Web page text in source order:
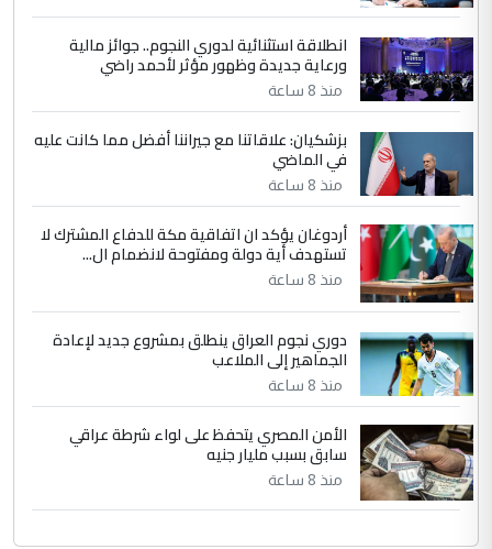
5 سردار
التعليق : واحد من عصابة علي ماما يسقط
جنسية الرافد الثالث للعراق ومن اصول عريقة
الموضوع :
الجواهري يرد على صدام حسين سل
مضجعيك يابن الزنا (نص كامل)
انطلاقة استثنائية لدوري النجوم.. جوائز مالية
ورعاية جديدة وظهور مؤثر لأحمد راضي
منذ 8 ساعة
بزشكيان: علاقاتنا مع جيراننا أفضل مما كانت عليه
في الماضي
منذ 8 ساعة
أردوغان يؤكد ان اتفاقية مكة للدفاع المشترك لا
تستهدف أية دولة ومفتوحة لانضمام ال...
منذ 8 ساعة
دوري نجوم العراق ينطلق بمشروع جديد لإعادة
الجماهير إلى الملاعب
منذ 8 ساعة
الأمن المصري يتحفظ على لواء شرطة عراقي
سابق بسبب مليار جنيه
منذ 8 ساعة